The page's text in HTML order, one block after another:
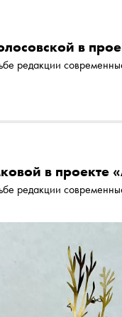
в
редакции
в проекте
редакции